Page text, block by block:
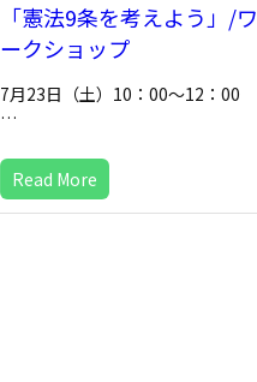
「憲法9条を考えよう」/ワ
ークショップ
7月23日（土）10：00～12：00
…
Read More